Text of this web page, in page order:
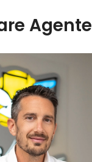
Agente